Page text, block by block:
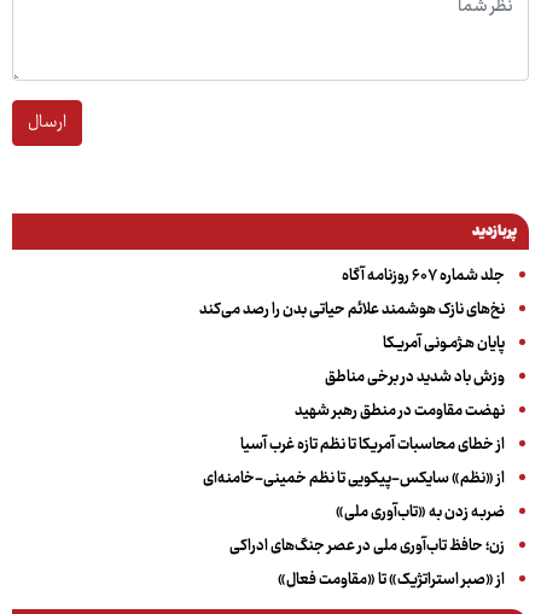
ارسال
پربازدید
جلد شماره ۶۰۷ روزنامه آگاه
نخ‌های نازک هوشمند علائم حیاتی بدن را رصد می‌کند
پایان هـژمـونی آمریـکا
وزش باد شدید در برخی مناطق
نهضت مقاومت در منطق رهبر شهید
از خطای محاسبات آمریکا تا نظم تازه غرب آسیا
از «نظم» سایکس-پیکویی تا نظم خمینی-خامنه‌ای
ضربه زدن به «تاب‌آوری ملی»
زن؛ حافظ تاب‌آوری ملی در عصر جنگ‌های ادراکی
از «صبر استراتژیک» تا «مقاومت فعال»